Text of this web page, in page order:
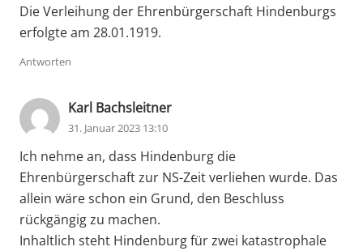
Die Verleihung der Ehrenbürgerschaft Hindenburgs
erfolgte am 28.01.1919.
Antworten
Karl Bachsleitner
31. Januar 2023 13:10
Ich nehme an, dass Hindenburg die
Ehrenbürgerschaft zur NS-Zeit verliehen wurde. Das
allein wäre schon ein Grund, den Beschluss
rückgängig zu machen.
Inhaltlich steht Hindenburg für zwei katastrophale